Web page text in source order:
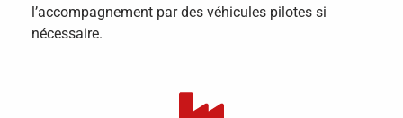
l’accompagnement par des véhicules pilotes si
nécessaire.